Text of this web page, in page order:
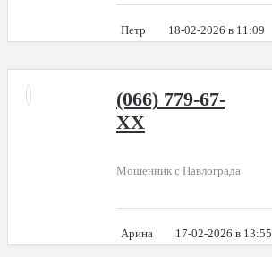
Петр 18-02-2026 в 11:09
(066) 779-67-
XX
Мошенник с Павлограда
Арина 17-02-2026 в 13:55